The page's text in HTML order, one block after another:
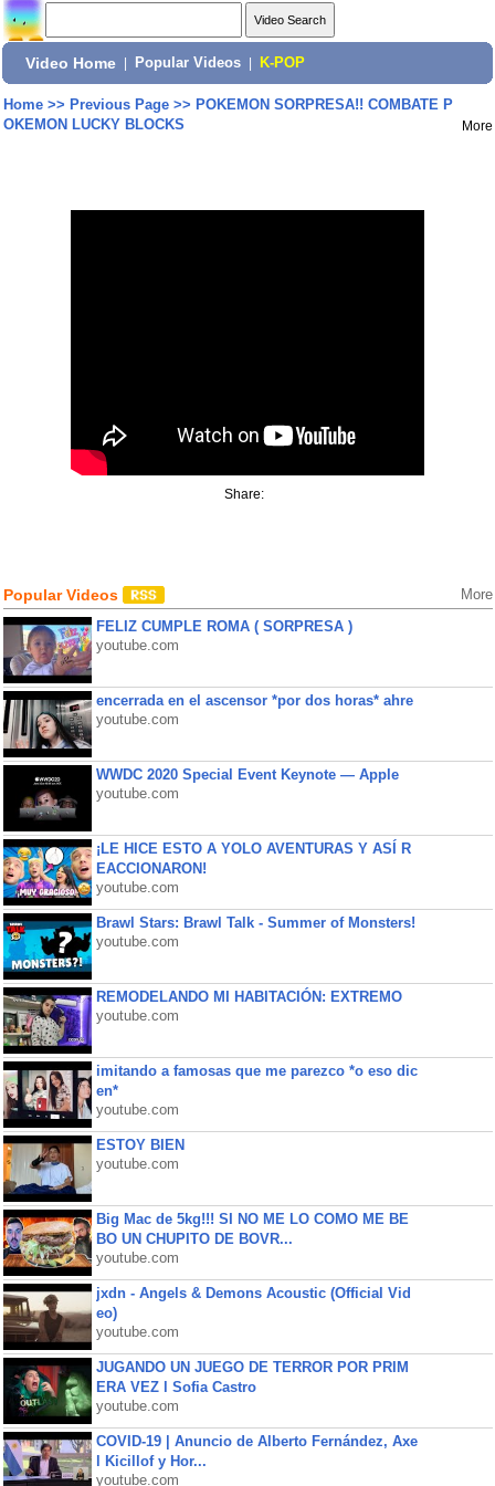
Video Home Popular Videos K-POP
Home>> Previous Page>> POKEMON SORPRESA!! COMBATE P
OKEMON LUCKY BLOCKS
More
Share:
Popular Videos More
FELIZ CUMPLE ROMA ( SORPRESA )
youtube.com
encerrada en el ascensor *por dos horas* ahre
youtube.com
WWDC 2020 Special Event Keynote — Apple
youtube.com
¡LE HICE ESTO A YOLO AVENTURAS Y ASÍ R
EACCIONARON!
youtube.com
Brawl Stars: Brawl Talk - Summer of Monsters!
youtube.com
REMODELANDO MI HABITACIÓN: EXTREMO
youtube.com
imitando a famosas que me parezco *o eso dic
en*
youtube.com
ESTOY BIEN
youtube.com
Big Mac de 5kg!!! SI NO ME LO COMO ME BE
BO UN CHUPITO DE BOVR...
youtube.com
jxdn - Angels & Demons Acoustic (Official Vid
eo)
youtube.com
JUGANDO UN JUEGO DE TERROR POR PRIM
ERA VEZ l Sofia Castro
youtube.com
COVID-19 | Anuncio de Alberto Fernández, Axe
l Kicillof y Hor...
youtube.com